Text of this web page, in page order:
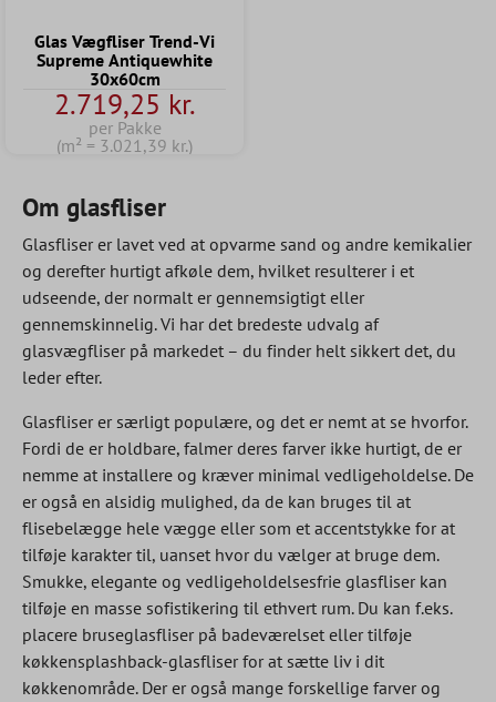
Glas Vægfliser Trend-Vi
Supreme Antiquewhite
30x60cm
2.719,25 kr.
per Pakke
(m² = 3.021,39 kr.)
Om glasfliser
Glasfliser er lavet ved at opvarme sand og andre kemikalier
og derefter hurtigt afkøle dem, hvilket resulterer i et
udseende, der normalt er gennemsigtigt eller
gennemskinnelig. Vi har det bredeste udvalg af
glasvægfliser på markedet – du finder helt sikkert det, du
leder efter.
Glasfliser er særligt populære, og det er nemt at se hvorfor.
Fordi de er holdbare, falmer deres farver ikke hurtigt, de er
nemme at installere og kræver minimal vedligeholdelse. De
er også en alsidig mulighed, da de kan bruges til at
flisebelægge hele vægge eller som et accentstykke for at
tilføje karakter til, uanset hvor du vælger at bruge dem.
Smukke, elegante og vedligeholdelsesfrie glasfliser kan
tilføje en masse sofistikering til ethvert rum. Du kan f.eks.
placere bruseglasfliser på badeværelset eller tilføje
køkkensplashback-glasfliser for at sætte liv i dit
køkkenområde. Der er også mange forskellige farver og